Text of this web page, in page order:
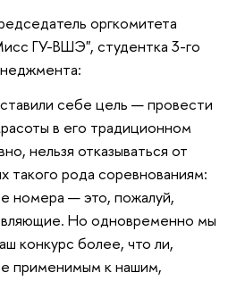
оргкомитета
ГУ-ВШЭ", студентка 3-го
себе цель — провести
в его традиционном
нельзя отказываться от
такого рода соревнованиям:
номера — это, пожалуй,
Но одновременно мы
конкурс более, что ли,
применимым к нашим,